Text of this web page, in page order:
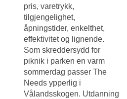
pris, varetrykk,
tilgjengelighet,
åpningstider, enkelthet,
effektivitet og lignende.
Som skreddersydd for
piknik i parken en varm
sommerdag passer The
Needs ypperlig i
Vålandsskogen. Utdanning